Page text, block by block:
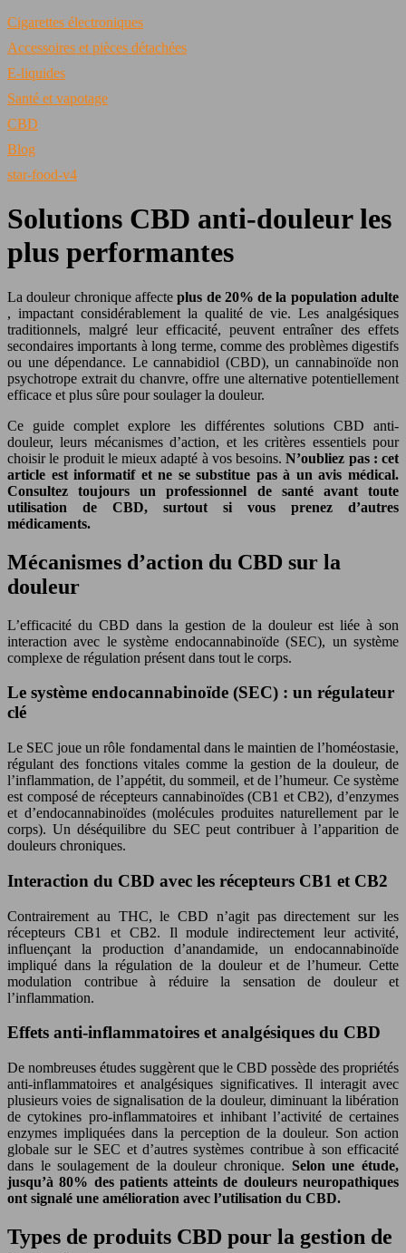
Cigarettes électroniques
Accessoires et pièces détachées
E-liquides
Santé et vapotage
CBD
Blog
star-food-v4
Solutions CBD anti-douleur les
plus performantes
La douleur chronique affecteplus de 20% de la population adulte
, impactant considérablement la qualité de vie. Les analgésiques
traditionnels, malgré leur efficacité, peuvent entraîner des effets
secondaires importants à long terme, comme des problèmes digestifs
ou une dépendance. Le cannabidiol (CBD), un cannabinoïde non
psychotrope extrait du chanvre, offre une alternative potentiellement
efficace et plus sûre pour soulager la douleur.
Ce guide complet explore les différentes solutions CBD anti-
douleur, leurs mécanismes d’action, et les critères essentiels pour
choisir le produit le mieux adapté à vos besoins.N’oubliez pas : cet
article est informatif et ne se substitue pas à un avis médical.
Consultez toujours un professionnel de santé avant toute
utilisation de CBD, surtout si vous prenez d’autres
médicaments.
Mécanismes d’action du CBD sur la
douleur
L’efficacité du CBD dans la gestion de la douleur est liée à son
interaction avec le système endocannabinoïde (SEC), un système
complexe de régulation présent dans tout le corps.
Le système endocannabinoïde (SEC) : un régulateur
clé
Le SEC joue un rôle fondamental dans le maintien de l’homéostasie,
régulant des fonctions vitales comme la gestion de la douleur, de
l’inflammation, de l’appétit, du sommeil, et de l’humeur. Ce système
est composé de récepteurs cannabinoïdes (CB1 et CB2), d’enzymes
et d’endocannabinoïdes (molécules produites naturellement par le
corps). Un déséquilibre du SEC peut contribuer à l’apparition de
douleurs chroniques.
Interaction du CBD avec les récepteurs CB1 et CB2
Contrairement au THC, le CBD n’agit pas directement sur les
récepteurs CB1 et CB2. Il module indirectement leur activité,
influençant la production d’anandamide, un endocannabinoïde
impliqué dans la régulation de la douleur et de l’humeur. Cette
modulation contribue à réduire la sensation de douleur et
l’inflammation.
Effets anti-inflammatoires et analgésiques du CBD
De nombreuses études suggèrent que le CBD possède des propriétés
anti-inflammatoires et analgésiques significatives. Il interagit avec
plusieurs voies de signalisation de la douleur, diminuant la libération
de cytokines pro-inflammatoires et inhibant l’activité de certaines
enzymes impliquées dans la perception de la douleur. Son action
globale sur le SEC et d’autres systèmes contribue à son efficacité
dans le soulagement de la douleur chronique. Selon une étude,
jusqu’à 80% des patients atteints de douleurs neuropathiques
ont signalé une amélioration avec l’utilisation du CBD.
Types de produits CBD pour la gestion de